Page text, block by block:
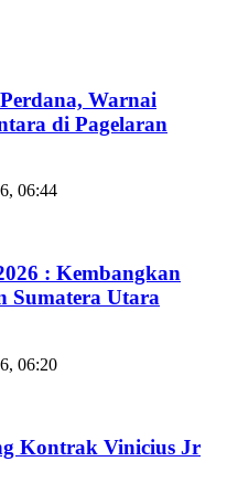
Warnai
di Pagelaran
06:44
: Kembangkan
Sumatera Utara
06:20
Kontrak Vinicius Jr